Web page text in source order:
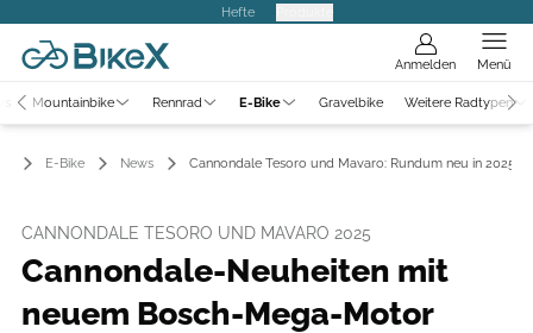
Hefte
Anmelden Menü
Mountainbike Rennrad E-Bike Gravelbike Weitere Radtypen
E-Bike News Cannondale Tesoro und Mavaro: Rundum neu in 2025
CANNONDALE TESORO UND MAVARO 2025
Cannondale-Neuheiten mit
neuem Bosch-Mega-Motor